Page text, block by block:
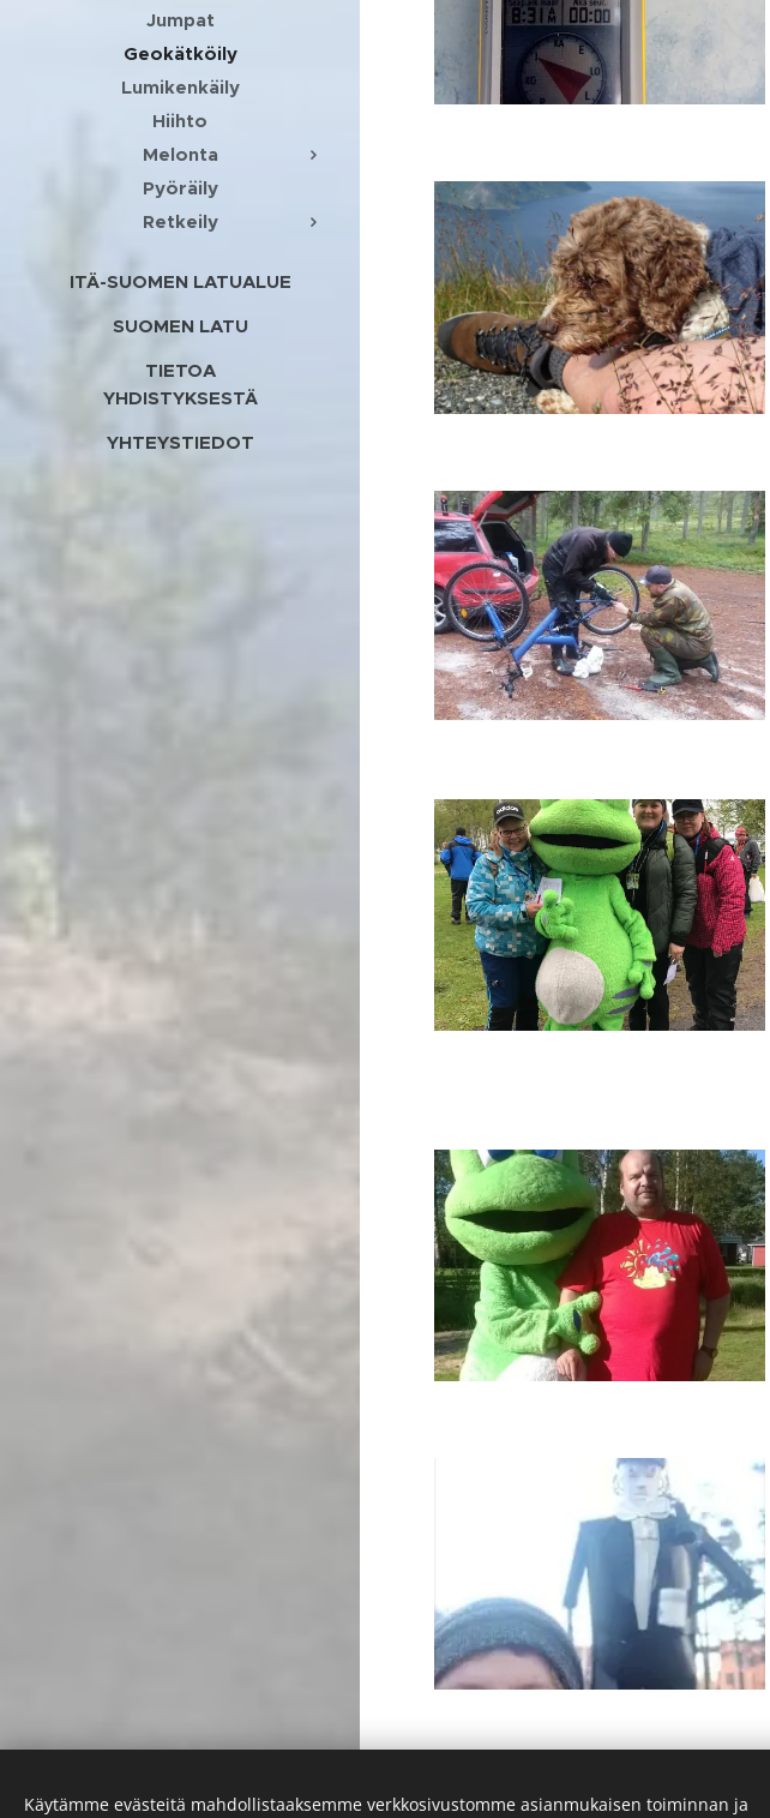
Jumpat
Geokätköily
Lumikenkäily
Hiihto
Melonta
Pyöräily
Retkeily
ITÄ-SUOMEN LATUALUE
SUOMEN LATU
TIETOA
YHDISTYKSESTÄ
YHTEYSTIEDOT
Käytämme evästeitä mahdollistaaksemme verkkosivustomme asianmukaisen toiminnan ja